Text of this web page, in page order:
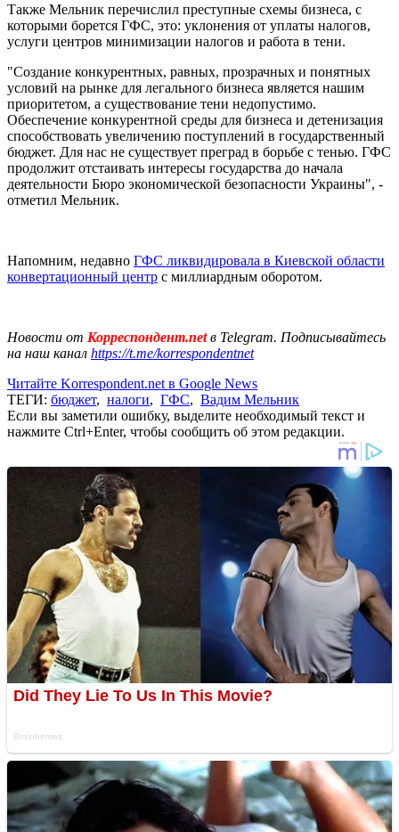
Также Мельник перечислил преступные схемы бизнеса, с
которыми борется ГФС, это: уклонения от уплаты налогов,
услуги центров минимизации налогов и работа в тени.
"Создание конкурентных, равных, прозрачных и понятных
условий на рынке для легального бизнеса является нашим
приоритетом, а существование тени недопустимо.
Обеспечение конкурентной среды для бизнеса и детенизация
способствовать увеличению поступлений в государственный
бюджет. Для нас не существует преград в борьбе с тенью. ГФС
продолжит отстаивать интересы государства до начала
деятельности Бюро экономической безопасности Украины", -
отметил Мельник.
Напомним, недавно ГФС ликвидировала в Киевской области
конвертационный центр с миллиардным оборотом.
Новости от Корреспондент.netв Telegram. Подписывайтесь
на наш канал https://t.me/korrespondentnet
Читайте Korrespondent.net в Google News
ТЕГИ: бюджет, налоги, ГФС, Вадим Мельник
Если вы заметили ошибку, выделите необходимый текст и
нажмите Ctrl+Enter, чтобы сообщить об этом редакции.